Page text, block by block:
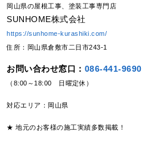
岡山県の屋根工事、塗装工事専門店
SUNHOME株式会社
https://sunhome-kurashiki.com/
住所：岡山県倉敷市二日市243-1
お問い合わせ窓口： 086-441-9690
（8:00～18:00 日曜定休）
対応エリア：岡山県
★ 地元のお客様の施工実績多数掲載！